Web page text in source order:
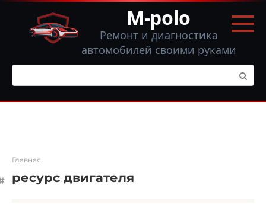
Перейти
контенту
M-polo
Ремонт и диагностика
автомобилей своими руками
Поиск:
Главная
ресурс двигателя